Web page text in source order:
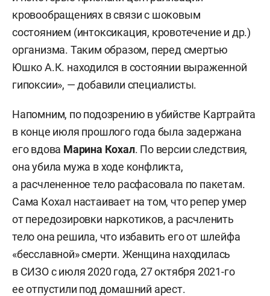
кровообращениях в связи с шоковым
состоянием (интоксикация, кровотечение и др.)
организма. Таким образом, перед смертью
Юшко А.К. находился в состоянии выраженной
гипоксии», — добавили специалисты.
Напомним, по подозрению в убийстве Картрайта
в конце июля прошлого года была задержана
его вдова Марина Кохал. По версии следствия,
она убила мужа в ходе конфликта,
а расчлененное тело расфасовала по пакетам.
Сама Кохал настаивает на том, что репер умер
от передозировки наркотиков, а расчленить
тело она решила, что избавить его от шлейфа
«бесславной» смерти. Женщина находилась
в СИЗО с июля 2020 года, 27 октября 2021-го
ее отпустили под домашний арест.